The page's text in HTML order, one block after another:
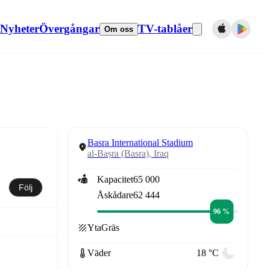
NyheterÖvergångar Om oss TV-tablåer
Följ
Basra International Stadium
al-Baṣra (Basra), Iraq
Kapacitet65 000
Åskådare62 444
96 %
YtaGräs
Väder 18 °C